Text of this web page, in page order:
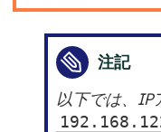
注記
以下では、IP